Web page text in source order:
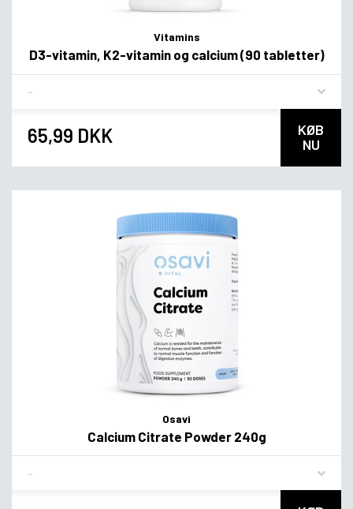
Vitamins
D3-vitamin, K2-vitamin og calcium (90 tabletter)
65,99 DKK
KØB
NU
Osavi
Calcium Citrate Powder 240g